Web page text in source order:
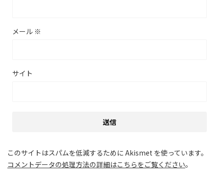
メール ※
サイト
このサイトはスパムを低減するために Akismet を使っています。
コメントデータの処理方法の詳細はこちらをご覧ください。